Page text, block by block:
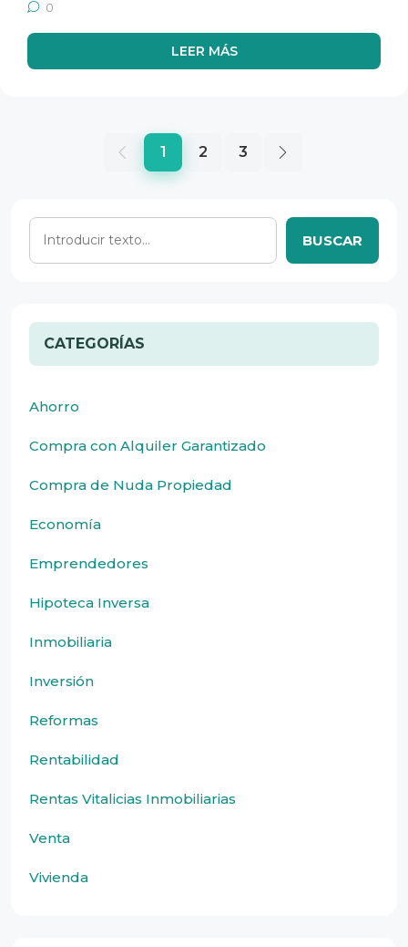
0
LEER MÁS
1 2 3
BUSCAR
CATEGORÍAS
Ahorro
Compra con Alquiler Garantizado
Compra de Nuda Propiedad
Economía
Emprendedores
Hipoteca Inversa
Inmobiliaria
Inversión
Reformas
Rentabilidad
Rentas Vitalicias Inmobiliarias
Venta
Vivienda